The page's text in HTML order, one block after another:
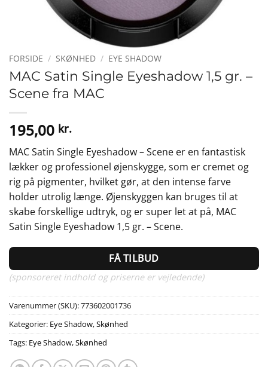
FORSIDE / SKØNHED / EYE SHADOW
MAC Satin Single Eyeshadow 1,5 gr. –
Scene fra MAC
195,00 kr.
MAC Satin Single Eyeshadow – Scene er en fantastisk
lækker og professionel øjenskygge, som er cremet og
rig på pigmenter, hvilket gør, at den intense farve
holder utrolig længe. Øjenskyggen kan bruges til at
skabe forskellige udtryk, og er super let at på, MAC
Satin Single Eyeshadow 1,5 gr. – Scene.
FÅ TILBUD
(sponsoreret indhold og priserne er vejledende)
Varenummer (SKU):773602001736
Kategorier: Eye Shadow,Skønhed
Tags: Eye Shadow,Skønhed